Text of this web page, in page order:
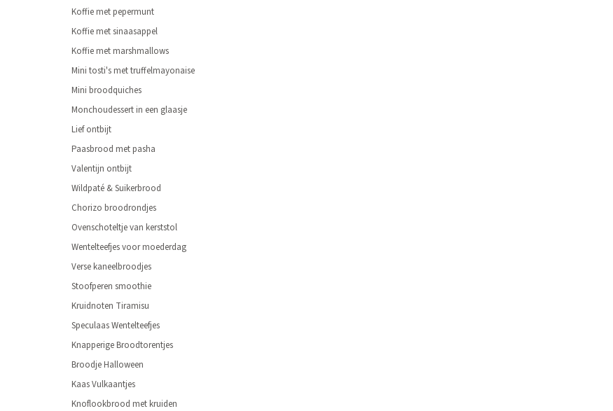
Koffie met pepermunt
Koffie met sinaasappel
Koffie met marshmallows
Mini tosti's met truffelmayonaise
Mini broodquiches
Monchoudessert in een glaasje
Lief ontbijt
Paasbrood met pasha
Valentijn ontbijt
Wildpaté & Suikerbrood
Chorizo broodrondjes
Ovenschoteltje van kerststol
Wentelteefjes voor moederdag
Verse kaneelbroodjes
Stoofperen smoothie
Kruidnoten Tiramisu
Speculaas Wentelteefjes
Knapperige Broodtorentjes
Broodje Halloween
Kaas Vulkaantjes
Knoflookbrood met kruiden